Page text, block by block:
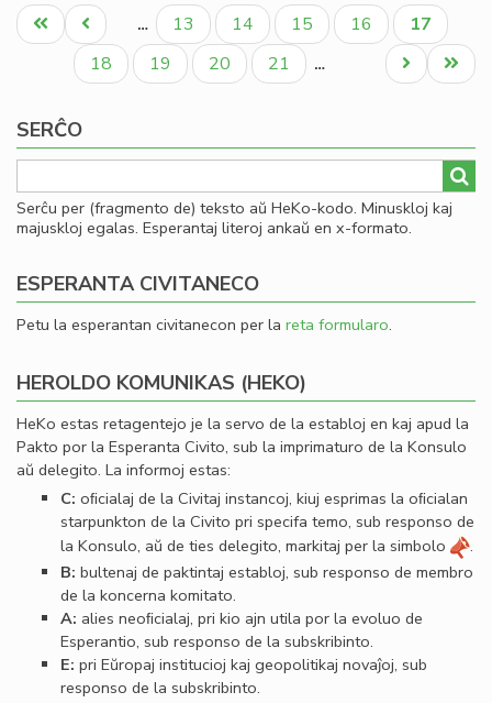
Pagination
Unua
paĝo
Antaŭa
paĝo
… Paĝo
13 Paĝo
14 Paĝo
15 Paĝo
16
Aktuala
paĝo
17
Paĝo
18 Paĝo
19 Paĝo
20 Paĝo
21 …
Last
page
Next
page
SERĈO
Serĉu per (fragmento de) teksto aŭ HeKo-kodo. Minuskloj kaj
majuskloj egalas. Esperantaj literoj ankaŭ en x-formato.
ESPERANTA CIVITANECO
Petu la esperantan civitanecon per la reta formularo.
HEROLDO KOMUNIKAS (HEKO)
HeKo estas retagentejo je la servo de la establoj en kaj apud la
Pakto por la Esperanta Civito, sub la imprimaturo de la Konsulo
aŭ delegito. La informoj estas:
C: oﬁcialaj de la Civitaj instancoj, kiuj esprimas la oﬁcialan
starpunkton de la Civito pri specifa temo, sub responso de
la Konsulo, aŭ de ties delegito, markitaj per la simbolo
.
B: bultenaj de paktintaj establoj, sub responso de membro
de la koncerna komitato.
A: alies neoﬁcialaj, pri kio ajn utila por la evoluo de
Esperantio, sub responso de la subskribinto.
E: pri Eŭropaj institucioj kaj geopolitikaj novaĵoj, sub
responso de la subskribinto.